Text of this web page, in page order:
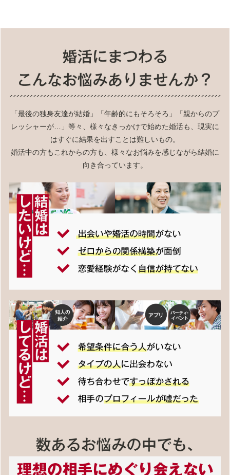
「最後の独身友達が結婚」「年齢的にもそろそろ」「親からのプ
レッシャーが…」等々、様々なきっかけで始めた婚活も、現実に
はすぐに結果を出すことは難しいもの。
婚活中の方もこれからの方も、様々なお悩みを感じながら結婚に
向き合っています。